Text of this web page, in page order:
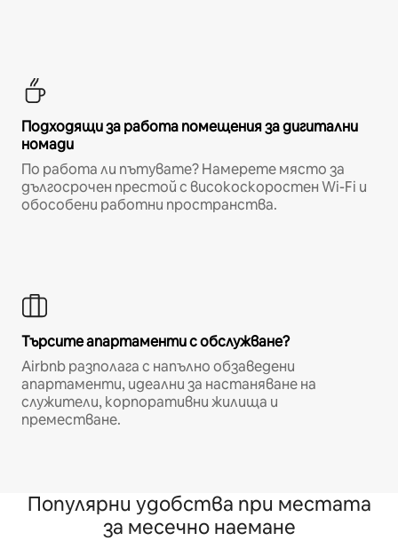
Подходящи за работа помещения за дигитални
номади
По работа ли пътувате? Намерете място за
дългосрочен престой с високоскоростен Wi-Fi и
обособени работни пространства.
Търсите апартаменти с обслужване?
Airbnb разполага с напълно обзаведени
апартаменти, идеални за настаняване на
служители, корпоративни жилища и
преместване.
Популярни удобства при местата
за месечно наемане